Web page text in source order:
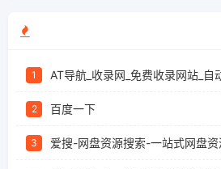
1 AT导航_收录网_免费收录网站_自
2 百度一下
3